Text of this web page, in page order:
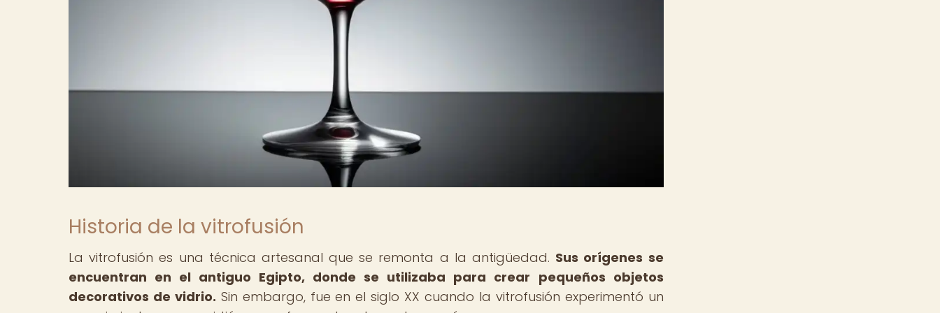
Historia de la vitrofusión
La vitrofusión es una técnica artesanal que se remonta a la antigüedad. Sus orígenes se
encuentran en el antiguo Egipto, donde se utilizaba para crear pequeños objetos
decorativos de vidrio. Sin embargo, fue en el siglo XX cuando la vitrofusión experimentó un